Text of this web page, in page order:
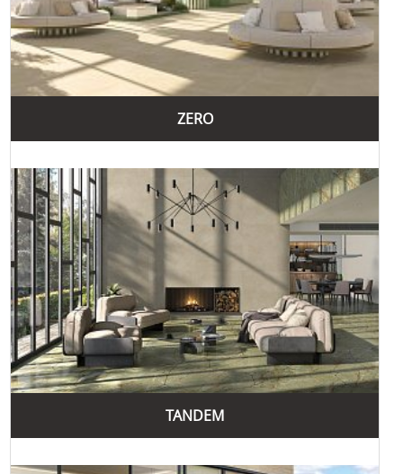
Бренд Vives Ceramica має багато переваг, які роблять його
продукцію популярною серед клієнтів:
Висока якість продукції
Використання високоякісних матеріалів та сучасних
технологій виробництва гарантує надійність та
довговічність продукції Vives Ceramica.
Інноваційні технології
Компанія постійно інвестує в дослідження та розробки,
впроваджуючи новітні технології у виробництво, що
дозволяє створювати продукти з унікальними
характеристиками та дизайном.
Екологічна відповідальність
Vives Ceramica дбає про екологічність своїх виробничих
процесів, використовуючи екологічно чисті матеріали та
знижуючи вплив на навколишнє середовище.
Широкий асортимент продукції
Бренд пропонує широкий вибір керамічної плитки для
комерційних об'єктів.
ZERO
TANDEM